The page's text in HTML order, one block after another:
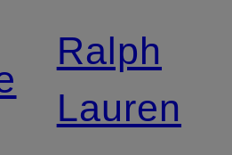
Ralph
Lauren